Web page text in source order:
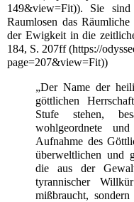
). Sie sind
Raumlosen dasRäumliche
der Ewigkeitin die
184, S. 207ff
)
„Der Name der
göttlichen
Stufe stehen,
wohlgeordnete
Aufnahme des
überweltlichen und
die aus der
tyrannischer
mißbraucht,